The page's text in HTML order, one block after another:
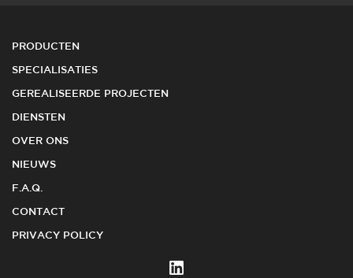
PRODUCTEN
SPECIALISATIES
GEREALISEERDE PROJECTEN
DIENSTEN
OVER ONS
NIEUWS
F.A.Q.
CONTACT
PRIVACY POLICY